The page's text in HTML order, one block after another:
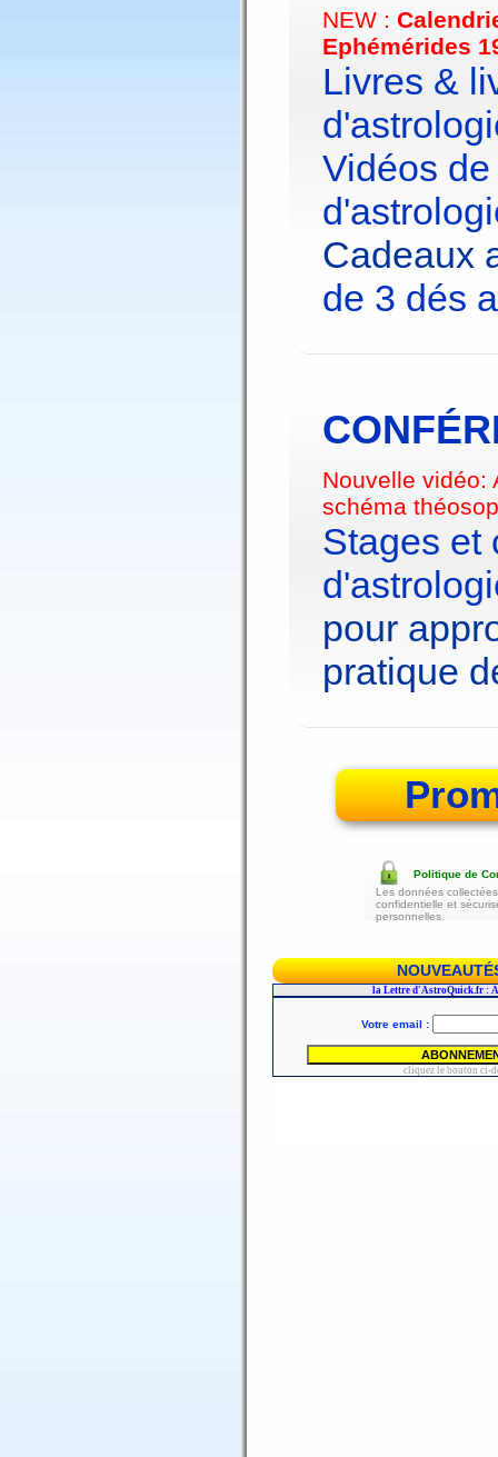
NEW :
Ephémérides
Livres &
Vidéos
Cadeaux
de 3 dés
Nouvelle vidéo:
schéma
Stages et
pour
pratique
Politique de
Les données
confidentielle et
personnelles.